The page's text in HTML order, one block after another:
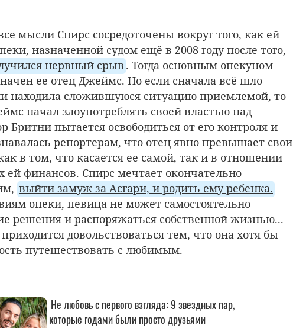
мысли Спирс сосредоточены вокруг того, как ей
назначенной судом ещё в 2008 году после того,
нервный срыв . Тогда основным опекуном
ее отец Джеймс. Но если сначала всё шло
находила сложившуюся ситуацию приемлемой, то
начал злоупотреблять своей властью над
Бритни пытается освободиться от его контроля и
репортерам, что отец явно превышает свои
в том, что касается ее самой, так и в отношении
финансов. Спирс мечтает окончательно
выйти замуж за Асгари, и родить ему ребенка.
опеки, певица не может самостоятельно
решения и распоряжаться собственной жизнью...
довольствоваться тем, что она хотя бы
путешествовать с любимым.